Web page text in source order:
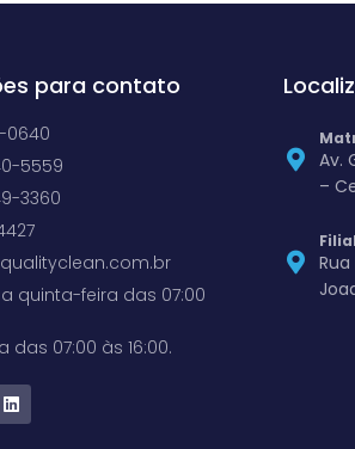
para contato
0640
5559
3360
quinta-feira das 07:00
das 07:00 às 16:00.
Av.
–
Filial